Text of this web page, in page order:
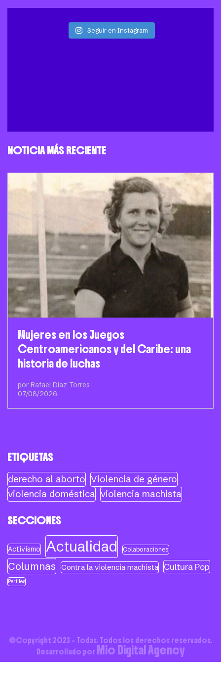
Seguir en Instagram
NOTICIA MÁS RECIENTE
Mujeres en los Juegos
Centroamericanos y del Caribe: una
historia de luchas
por Rafael Díaz Torres
07/08/2026
ETIQUETAS
derecho al aborto Violencia de género
violencia doméstica violencia machista
SECCIONES
Activismo Actualidad Colaboraciones
Columnas Contra la violencia machista Cultura Pop
Perfiles
©Copyright 2023 - Todas. Todos los derechos reservados.
Desarrollado por Mio Digital Agency